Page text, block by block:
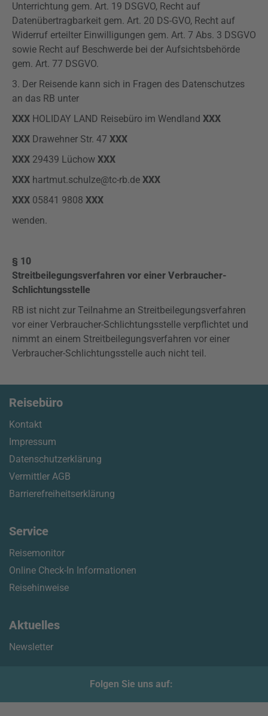
Unterrichtung gem. Art. 19 DSGVO, Recht auf
Datenübertragbarkeit gem. Art. 20 DS-GVO, Recht auf
Widerruf erteilter Einwilligungen gem. Art. 7 Abs. 3 DSGVO
sowie Recht auf Beschwerde bei der Aufsichtsbehörde
gem. Art. 77 DSGVO.
3. Der Reisende kann sich in Fragen des Datenschutzes
an das RB unter
XXX HOLIDAY LAND Reisebüro im Wendland XXX
XXX Drawehner Str. 47 XXX
XXX 29439 Lüchow XXX
XXX hartmut.schulze@tc-rb.de XXX
XXX 05841 9808 XXX
wenden.
§ 10
Streitbeilegungsverfahren vor einer Verbraucher-
Schlichtungsstelle
RB ist nicht zur Teilnahme an Streitbeilegungsverfahren
vor einer Verbraucher-Schlichtungsstelle verpflichtet und
nimmt an einem Streitbeilegungsverfahren vor einer
Verbraucher-Schlichtungsstelle auch nicht teil.
Reisebüro
Kontakt
Impressum
Datenschutzerklärung
Vermittler AGB
Barrierefreiheitserklärung
Service
Reisemonitor
Online Check-In Informationen
Reisehinweise
Aktuelles
Newsletter
Folgen Sie uns auf: